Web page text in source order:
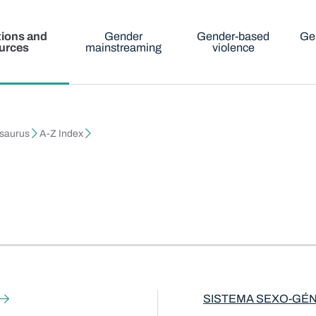
and
Gender
mainstreaming
Gender-based
violence
A-Z Index
SISTEMA SEXO-